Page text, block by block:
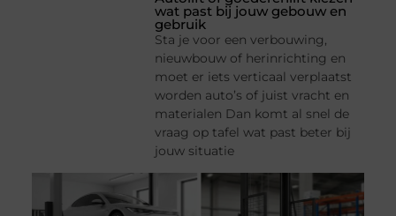
wat past bij jouw gebouw en
gebruik
Sta je voor een verbouwing,
nieuwbouw of herinrichting en
moet er iets verticaal verplaatst
worden auto’s of juist vracht en
materialen Dan komt al snel de
vraag op tafel wat past beter bij
jouw situatie